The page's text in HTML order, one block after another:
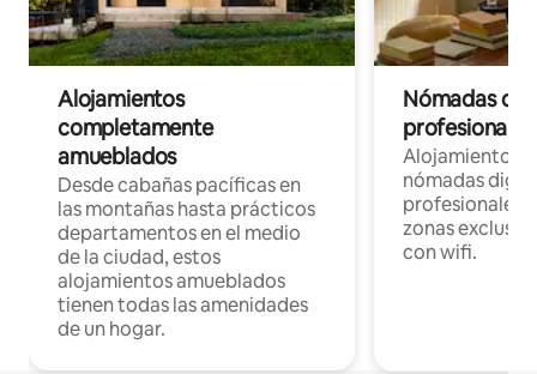
Alojamientos
completamente
amueblados
Desde cabañas pacíficas en
las montañas hasta prácticos
departamentos en el medio
de la ciudad, estos
alojamientos amueblados
tienen todas las amenidades
de un hogar.
Nómadas
Alojamientos
nómadas
profesionales
zonas
con wifi.